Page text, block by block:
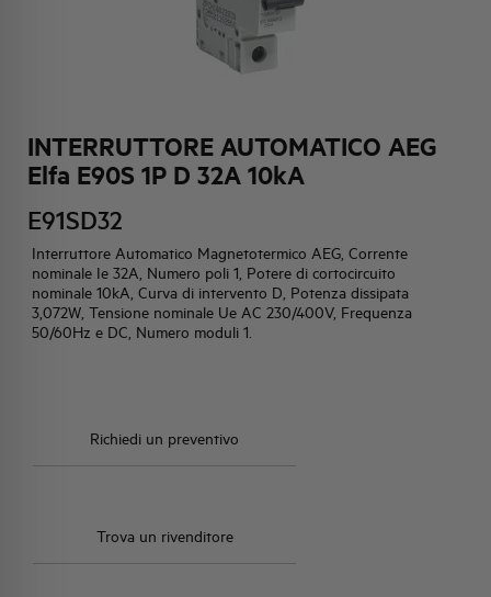
INTERRUTTORE AUTOMATICO AEG
Elfa E90S 1P D 32A 10kA
E91SD32
Interruttore Automatico Magnetotermico AEG, Corrente
nominale Ie 32A, Numero poli 1, Potere di cortocircuito
nominale 10kA, Curva di intervento D, Potenza dissipata
3,072W, Tensione nominale Ue AC 230/400V, Frequenza
50/60Hz e DC, Numero moduli 1.
Richiedi un preventivo
Trova un rivenditore
ATTIVITÀ E MERCATI